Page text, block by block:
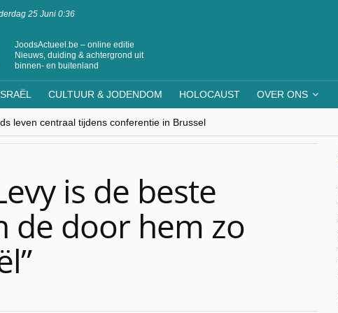
25 Juni 0:36
JoodsActueel.be – online editie
Nieuws, duiding & achtergrond uit
binnen- en buitenland
CULTUUR & JODENDOM HOLOCAUST OVER ONS
leven centraal tijdens conferentie in Brussel
Westen minderheden begrijpt”, Jinnih Beels (Vooruit)
van Oost-Europa
is de beste
de door hem zo